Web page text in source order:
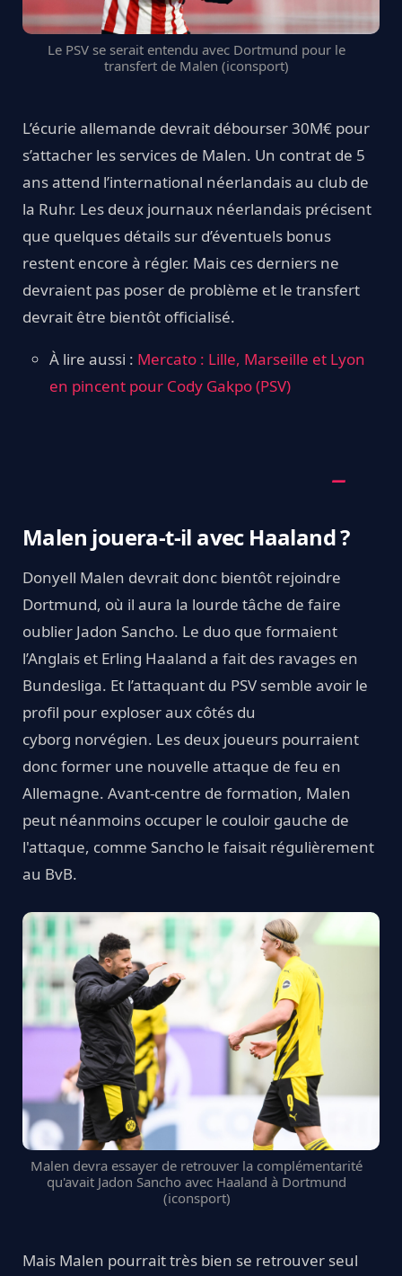
Le PSV se serait entendu avec Dortmund pour le
transfert de Malen (iconsport)
L’écurie allemande devrait débourser 30M€ pour
s’attacher les services de Malen. Un contrat de 5
ans attend l’international néerlandais au club de
la Ruhr. Les deux journaux néerlandais précisent
que quelques détails sur d’éventuels bonus
restent encore à régler. Mais ces derniers ne
devraient pas poser de problème et le transfert
devrait être bientôt officialisé.
À lire aussi : Mercato : Lille, Marseille et Lyon
en pincent pour Cody Gakpo (PSV)
Malen jouera-t-il avec Haaland ?
Donyell Malen devrait donc bientôt rejoindre
Dortmund, où il aura la lourde tâche de faire
oublier Jadon Sancho. Le duo que formaient
l’Anglais et Erling Haaland a fait des ravages en
Bundesliga. Et l’attaquant du PSV semble avoir le
profil pour exploser aux côtés du
cyborg norvégien. Les deux joueurs pourraient
donc former une nouvelle attaque de feu en
Allemagne. Avant-centre de formation, Malen
peut néanmoins occuper le couloir gauche de
l'attaque, comme Sancho le faisait régulièrement
au BvB.
Malen devra essayer de retrouver la complémentarité
qu'avait Jadon Sancho avec Haaland à Dortmund
(iconsport)
Mais Malen pourrait très bien se retrouver seul